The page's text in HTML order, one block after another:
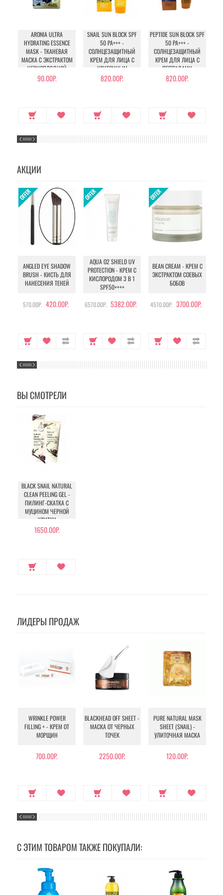
ARONIA ULTRA
HYDRATING ESSENCE
MASK - ТКАНЕВАЯ
МАСКА С ЭКСТРАКТОМ
ЧЕРНОПЛОДНОЙ
РЯБИНЫ
90.00Р.
SNAIL SUN BLOCK SPF
50 PA+++ -
СОЛНЦЕЗАЩИТНЫЙ
КРЕМ ДЛЯ ЛИЦА С
УЛИТОЧНЫМ
МУЦИНОМ
820.00Р.
PEPTIDE SUN BLOCK SPF
50 PA+++ -
СОЛНЦЕЗАЩИТНЫЙ
КРЕМ ДЛЯ ЛИЦА С
ПЕПТИДАМИ
820.00Р.
АКЦИИ
ANGLED EYE SHADOW
BRUSH - КИСТЬ ДЛЯ
НАНЕСЕНИЯ ТЕНЕЙ
570.00Р. 420.00Р.
AQUA O2 SHIELD UV
PROTECTION - КРЕМ С
КИСЛОРОДОМ 3 В 1
SPF50++++
6570.00Р. 5382.00Р.
BEAN CREAM - КРЕМ С
ЭКСТРАКТОМ СОЕВЫХ
БОБОВ
4510.00Р. 3700.00Р.
ВЫ СМОТРЕЛИ
BLACK SNAIL NATURAL
CLEAN PEELING GEL -
ПИЛИНГ-СКАТКА С
МУЦИНОМ ЧЕРНОЙ
УЛИТКИ
1650.00Р.
ЛИДЕРЫ ПРОДАЖ
WRINKLE POWER
FILLING + - КРЕМ ОТ
МОРЩИН
700.00Р.
BLACKHEAD OFF SHEET -
МАСКА ОТ ЧЕРНЫХ
ТОЧЕК
2250.00Р.
PURE NATURAL MASK
SHEET (SNAIL) -
УЛИТОЧНАЯ МАСКА
120.00Р.
С ЭТИМ ТОВАРОМ ТАКЖЕ ПОКУПАЛИ: